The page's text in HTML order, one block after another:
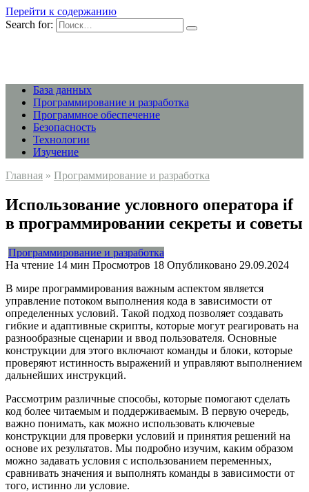
Перейти к содержанию
Search for:
База данных
Программирование и разработка
Программное обеспечение
Безопасность
Технологии
Изучение
Главная » Программирование и разработка
Использование условного оператора if
в программировании секреты и советы
Программирование и разработка
На чтение 14 мин Просмотров 18 Опубликовано 29.09.2024
В мире программирования важным аспектом является
управление потоком выполнения кода в зависимости от
определенных условий. Такой подход позволяет создавать
гибкие и адаптивные скрипты, которые могут реагировать на
разнообразные сценарии и ввод пользователя. Основные
конструкции для этого включают команды и блоки, которые
проверяют истинность выражений и управляют выполнением
дальнейших инструкций.
Рассмотрим различные способы, которые помогают сделать
код более читаемым и поддерживаемым. В первую очередь,
важно понимать, как можно использовать ключевые
конструкции для проверки условий и принятия решений на
основе их результатов. Мы подробно изучим, каким образом
можно задавать условия с использованием переменных,
сравнивать значения и выполнять команды в зависимости от
того, истинно ли условие.